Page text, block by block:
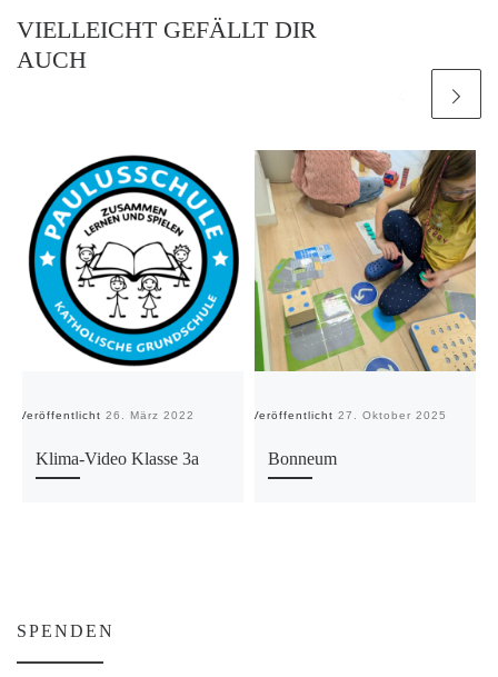
VIELLEICHT GEFÄLLT DIR
AUCH
Veröffentlicht 26. März 2022
Klima-Video Klasse 3a
Veröffentlicht 27. Oktober 2025
Bonneum
SPENDEN